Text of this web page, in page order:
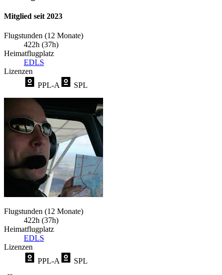
Mitglied seit 2023
Flugstunden (12 Monate)
422h (37h)
Heimatflugplatz
EDLS
Lizenzen
PPL-A
SPL
Flugstunden (12 Monate)
422h (37h)
Heimatflugplatz
EDLS
Lizenzen
PPL-A
SPL